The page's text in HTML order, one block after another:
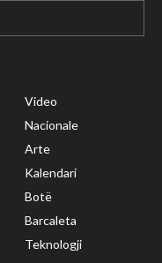
Video
Nacionale
Arte
Kalendari
Botë
Barcaleta
Teknologji